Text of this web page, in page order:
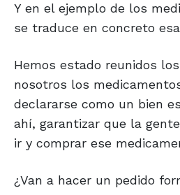
Y en el ejemplo de los
se traduce en concreto
Hemos estado reunidos
nosotros los
declararse como un bien
ahí, garantizar que la
ir y comprar ese
¿Van a hacer un pedido